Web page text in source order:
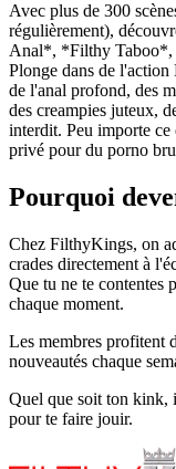
Avec plus de 300
régulièrement),
Anal*, *Filthy
Plonge dans de
de l'anal profond, des
des creampies juteux,
interdit. Peu importe
privé pour du porno
Pourquoi
Chez FilthyKings, on
crades directement à
Que tu ne te contentes
chaque moment.
Les membres profitent
nouveautés chaque
Quel que soit ton kink,
pour te faire jouir.